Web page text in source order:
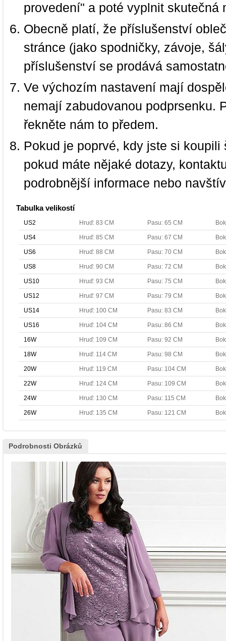
provedení" a poté vyplnit
Obecně platí, že příslušenství
stránce (jako spodničky, závoje,
příslušenství se prodává
Ve výchozím nastavení mají
nemají zabudovanou podprsenku.
řekněte nám to předem.
Pokud je poprvé, kdy jste si
pokud máte nějaké dotazy,
podrobnější informace nebo
Tabulka velikostí
US2 Hruď: 83 CM Pasu: 65 CM
US4 Hruď: 85 CM Pasu: 67 CM
US6 Hruď: 88 CM Pasu: 70 CM
US8 Hruď: 90 CM Pasu: 72 CM
US10 Hruď: 93 CM Pasu: 75 CM
US12 Hruď: 97 CM Pasu: 79 CM
US14 Hruď: 100 CM Pasu: 83 CM
US16 Hruď: 104 CM Pasu: 86 CM
16W Hruď: 109 CM Pasu: 92 CM
18W Hruď: 114 CM Pasu: 98 CM
20W Hruď: 119 CM Pasu: 104 CM
22W Hruď: 124 CM Pasu: 109 CM
24W Hruď: 130 CM Pasu: 115 CM
26W Hruď: 135 CM Pasu: 121 CM
Podrobnosti Obrázků